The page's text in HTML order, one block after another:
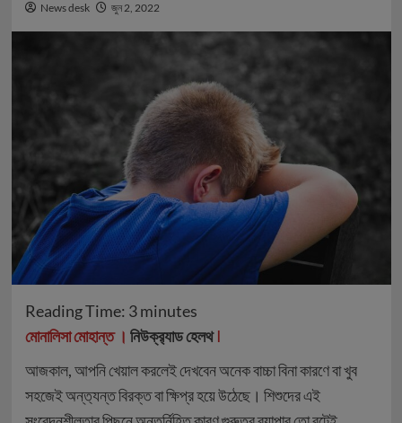
News desk জুন 2, 2022
Reading Time: 3 minutes
মোনালিসা মোহান্ত । নিউক্র‍্যাড হেলথ I
আজকাল, আপনি খেয়াল করলেই দেখবেন অনেক বাচ্চা বিনা কারণে বা খুব
সহজেই অন্ত‍্যন্ত বিরক্ত বা ক্ষিপ্র হয়ে উঠেছে। শিশুদের এই